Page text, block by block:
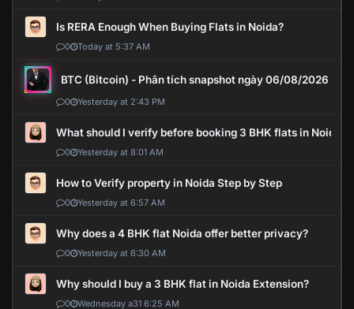
Is RERA Enough When Buying Flats in Noida?
0 Today at 5:37 AM
BTC (Bitcoin) - Phân tích snapshot ngày 06/08/2026
0 Yesterday at 2:43 PM
What should I verify before booking 3 BHK flats in Noida?
0 Yesterday at 8:01 AM
How to Verify property in Noida Step by Step
0 Yesterday at 6:57 AM
Why does a 4 BHK flat Noida offer better privacy?
0 Yesterday at 6:30 AM
Why should I buy a 3 BHK flat in Noida Extension?
0 Wednesday a31 6:25 AM